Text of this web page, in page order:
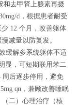
和去甲肾上腺素再摄
d，根据患者耐受
12 个月，改善躯体
减量以防复发。
缓解多系统躯体不适
显，可短期联用苯二
周后逐步停用，避免
qn，兼顾改善睡眠
（二）心理治疗（核